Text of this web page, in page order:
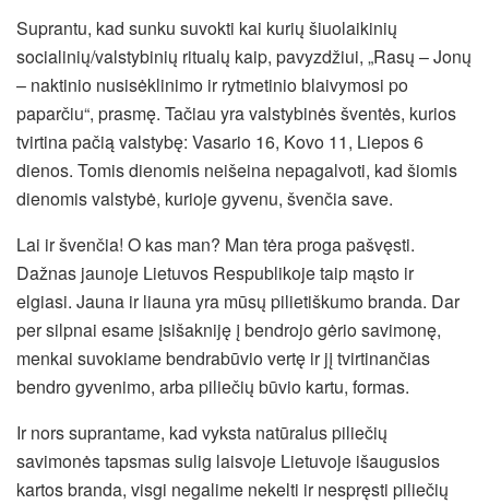
Suprantu, kad sunku suvokti kai kurių šiuolaikinių
socialinių/valstybinių ritualų kaip, pavyzdžiui, „Rasų – Jonų
– naktinio nusisėklinimo ir rytmetinio blaivymosi po
paparčiu“, prasmę. Tačiau yra valstybinės šventės, kurios
tvirtina pačią valstybę: Vasario 16, Kovo 11, Liepos 6
dienos. Tomis dienomis neišeina nepagalvoti, kad šiomis
dienomis valstybė, kurioje gyvenu, švenčia save.
Lai ir švenčia! O kas man? Man tėra proga pašvęsti.
Dažnas jaunoje Lietuvos Respublikoje taip mąsto ir
elgiasi. Jauna ir liauna yra mūsų pilietiškumo branda. Dar
per silpnai esame įsišakniję į bendrojo gėrio savimonę,
menkai suvokiame bendrabūvio vertę ir jį tvirtinančias
bendro gyvenimo, arba piliečių būvio kartu, formas.
Ir nors suprantame, kad vyksta natūralus piliečių
savimonės tapsmas sulig laisvoje Lietuvoje išaugusios
kartos branda, visgi negalime nekelti ir nespręsti piliečių